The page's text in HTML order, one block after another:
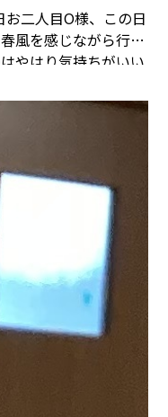
お二人目O様、この日
風を感じながら行い
やはり気持ちがいい
ゼント贈呈🎁いつも
ださるO様😊